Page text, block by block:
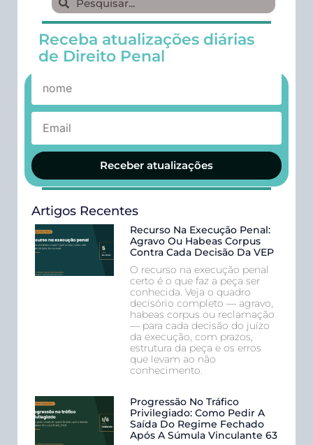
Receba atualizações diárias
de Direito Penal
Receber atualizações
Artigos Recentes
Recurso Na Execução Penal:
Agravo Ou Habeas Corpus
Contra Cada Decisão Da VEP
O recurso na execução penal
certo é o que faz a peça ser
conhecida. Veja o quadro
decisório completo — agravo,
habeas corpus ou reclamação
— para cada decisão do juízo
da execução, com prazos,
estrutura da peça e os erros
que levam ao não
conhecimento.
Progressão No Tráfico
Privilegiado: Como Pedir A
Saída Do Regime Fechado
Após A Súmula Vinculante 63